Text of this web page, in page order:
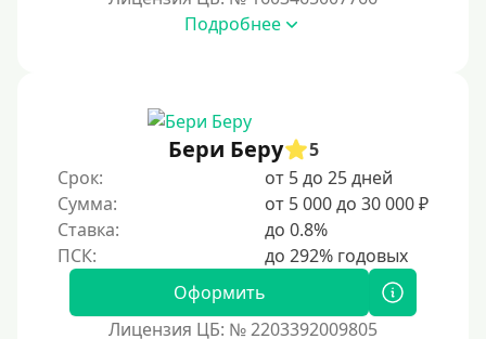
За 3 минуты
За 5 минут
За 10 минут
Подробнее
Бери Беру
5
Срок:
от 5 до 25 дней
Сумма:
от 5 000 до 30 000 ₽
Ставка:
до 0.8%
Оформить
Лицензия ЦБ: № 2203392009805